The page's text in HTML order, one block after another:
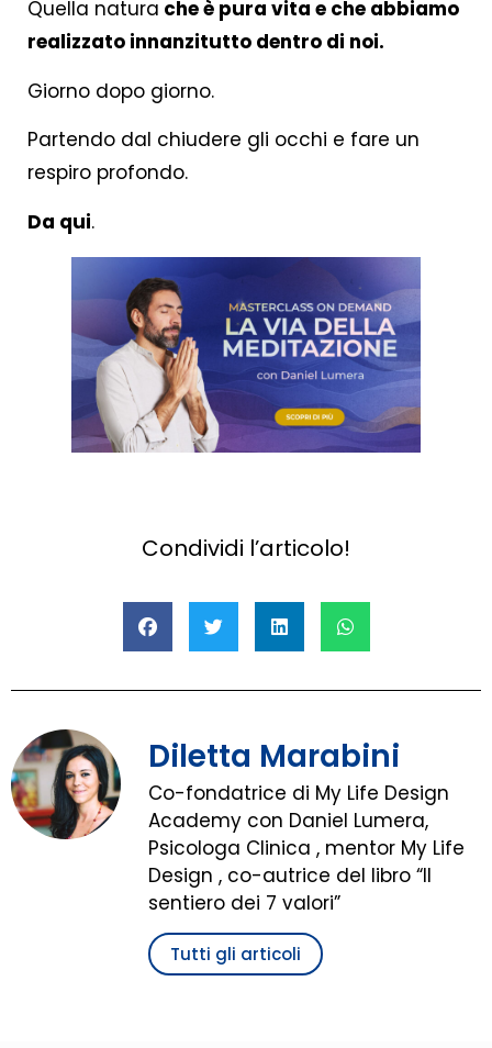
Quella natura che è pura vita e che abbiamo
realizzato innanzitutto dentro di noi.
Giorno dopo giorno.
Partendo dal chiudere gli occhi e fare un
respiro profondo.
Da qui.
Condividi l’articolo!
Diletta Marabini
Co-fondatrice di My Life Design
Academy con Daniel Lumera,
Psicologa Clinica , mentor My Life
Design , co-autrice del libro “Il
sentiero dei 7 valori”
Tutti gli articoli